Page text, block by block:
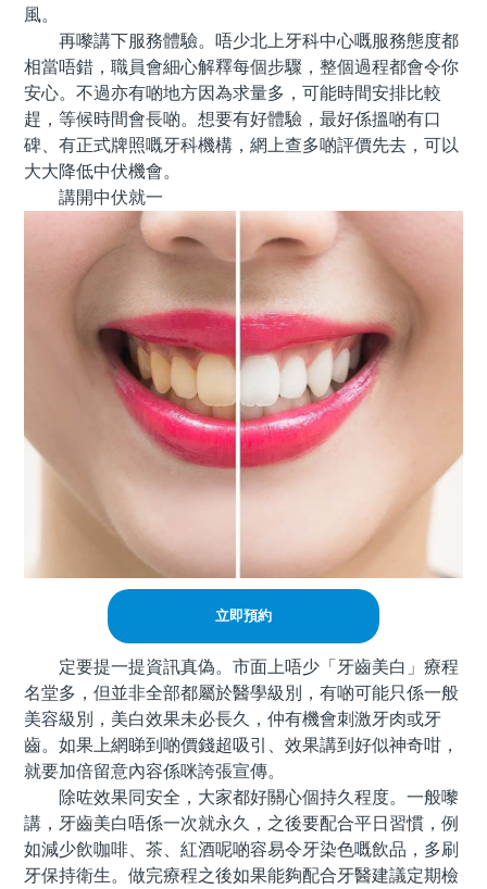
風。
再嚟講下服務體驗。唔少北上牙科中心嘅服務態度都
相當唔錯，職員會細心解釋每個步驟，整個過程都會令你
安心。不過亦有啲地方因為求量多，可能時間安排比較
趕，等候時間會長啲。想要有好體驗，最好係搵啲有口
碑、有正式牌照嘅牙科機構，網上查多啲評價先去，可以
大大降低中伏機會。
講開中伏就一
立即預約
定要提一提資訊真偽。市面上唔少「牙齒美白」療程
名堂多，但並非全部都屬於醫學級別，有啲可能只係一般
美容級別，美白效果未必長久，仲有機會刺激牙肉或牙
齒。如果上網睇到啲價錢超吸引、效果講到好似神奇咁，
就要加倍留意內容係咪誇張宣傳。
除咗效果同安全，大家都好關心個持久程度。一般嚟
講，牙齒美白唔係一次就永久，之後要配合平日習慣，例
如減少飲咖啡、茶、紅酒呢啲容易令牙染色嘅飲品，多刷
牙保持衛生。做完療程之後如果能夠配合牙醫建議定期檢